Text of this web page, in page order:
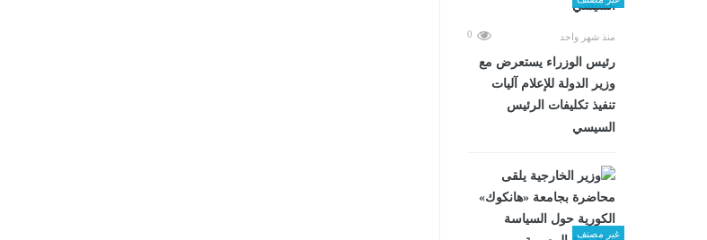
منذ شهر واحد 0
رئيس الوزراء يستعرض مع
وزير الدولة للإعلام آليات
تنفيذ تكليفات الرئيس
السيسي
غير مصنف